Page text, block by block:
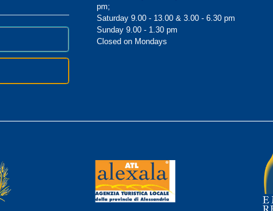
pm;
Saturday 9.00 - 13.00 & 3.00 - 6.30 pm
Sunday 9.00 - 1.30 pm
Closed on Mondays